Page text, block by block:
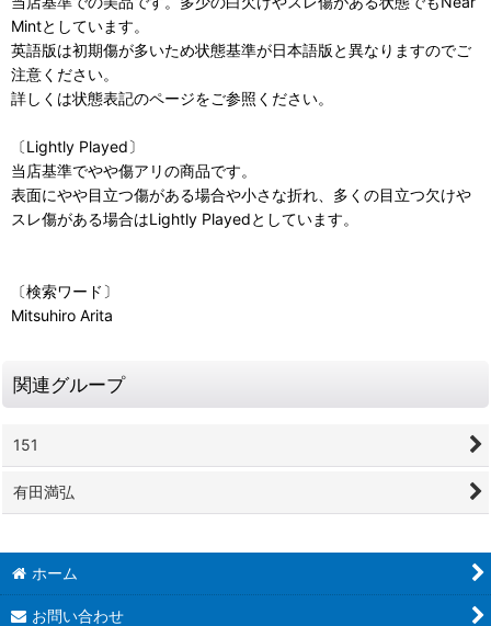
Mintとしています。
英語版は初期傷が多いため状態基準が日本語版と異なりますのでご
注意ください。
詳しくは状態表記のページをご参照ください。
〔Lightly Played〕
当店基準でやや傷アリの商品です。
表面にやや目立つ傷がある場合や小さな折れ、多くの目立つ欠けや
スレ傷がある場合はLightly Playedとしています。
〔検索ワード〕
Mitsuhiro Arita
関連グループ
151
有田満弘
ホーム
お問い合わせ